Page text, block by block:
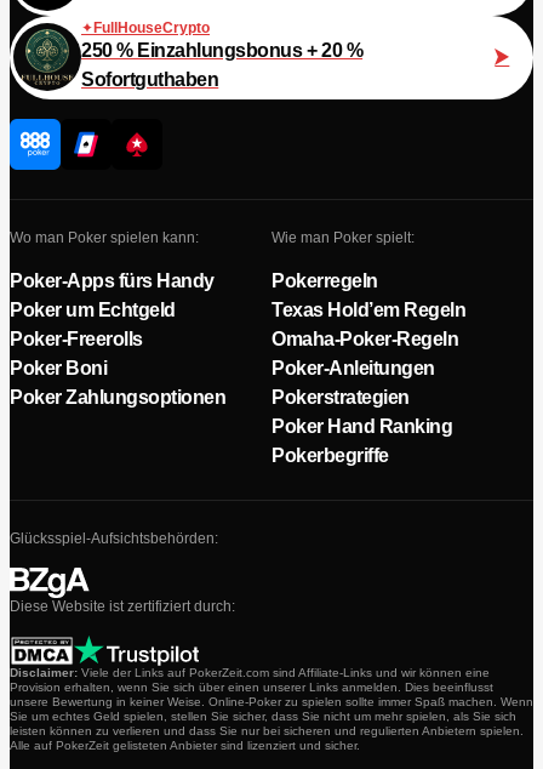
FullHouseCrypto
250 % Einzahlungsbonus + 20 %
Sofortguthaben
Wo man Poker spielen kann:
Poker-Apps fürs Handy
Poker um Echtgeld
Poker-Freerolls
Poker Boni
Poker Zahlungsoptionen
Wie man Poker spielt:
Pokerregeln
Texas Hold’em Regeln
Omaha-Poker-Regeln
Poker-Anleitungen
Pokerstrategien
Poker Hand Ranking
Pokerbegriffe
Glücksspiel-Aufsichtsbehörden:
Diese Website ist zertifiziert durch:
Disclaimer: Viele der Links auf PokerZeit.com sind Affiliate-Links und wir können eine
Provision erhalten, wenn Sie sich über einen unserer Links anmelden. Dies beeinflusst
unsere Bewertung in keiner Weise. Online-Poker zu spielen sollte immer Spaß machen. Wenn
Sie um echtes Geld spielen, stellen Sie sicher, dass Sie nicht um mehr spielen, als Sie sich
leisten können zu verlieren und dass Sie nur bei sicheren und regulierten Anbietern spielen.
Alle auf PokerZeit gelisteten Anbieter sind lizenziert und sicher.